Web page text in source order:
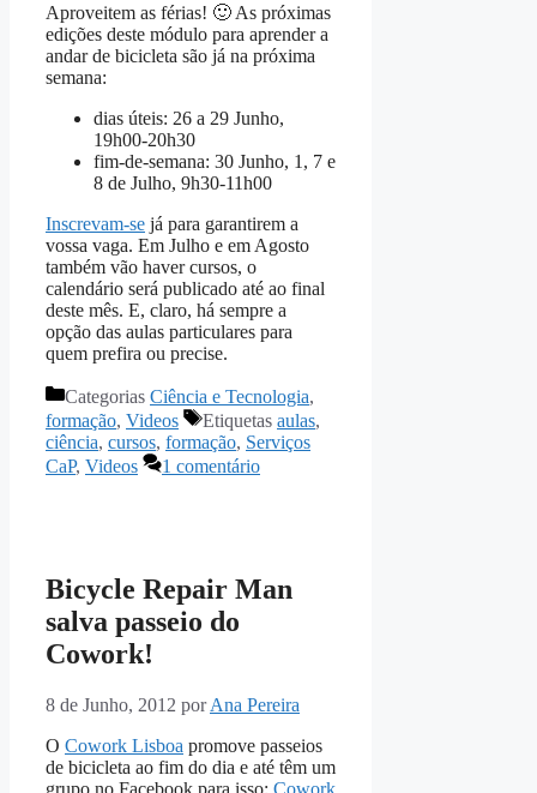
Aproveitem as férias! 🙂 As próximas
edições deste módulo para aprender a
andar de bicicleta são já na próxima
semana:
dias úteis: 26 a 29 Junho,
19h00-20h30
fim-de-semana: 30 Junho, 1, 7 e
8 de Julho, 9h30-11h00
Inscrevam-se já para garantirem a
vossa vaga. Em Julho e em Agosto
também vão haver cursos, o
calendário será publicado até ao final
deste mês. E, claro, há sempre a
opção das aulas particulares para
quem prefira ou precise.
Categorias Ciência e Tecnologia,
formação, Videos Etiquetas aulas,
ciência, cursos, formação, Serviços
CaP, Videos 1 comentário
Bicycle Repair Man
salva passeio do
Cowork!
8 de Junho, 2012 porAna Pereira
O Cowork Lisboa promove passeios
de bicicleta ao fim do dia e até têm um
grupo no Facebook para isso: Cowork